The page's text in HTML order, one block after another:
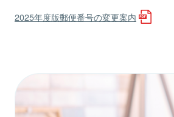
2025年度版郵便番号の変更案内